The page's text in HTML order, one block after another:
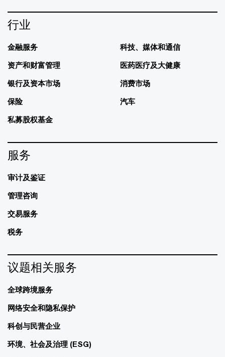
行业
金融服务
资产和财富管理
银行及资本市场
保险
私募股权基金
科技、媒体和通信
医药医疗及大健康
消费市场
汽车
服务
审计及鉴证
管理咨询
交易服务
税务
议题相关服务
全球跨境服务
网络安全和隐私保护
科创与民营企业
环境、社会及治理 (ESG)